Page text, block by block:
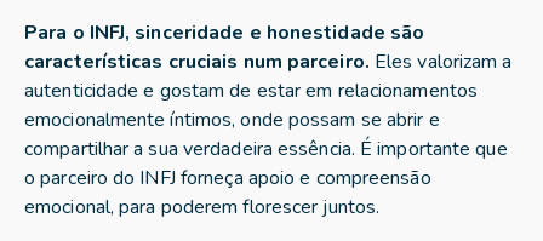
Para o INFJ, sinceridade e honestidade são
características cruciais num parceiro. Eles valorizam a
autenticidade e gostam de estar em relacionamentos
emocionalmente íntimos, onde possam se abrir e
compartilhar a sua verdadeira essência. É importante que
o parceiro do INFJ forneça apoio e compreensão
emocional, para poderem florescer juntos.